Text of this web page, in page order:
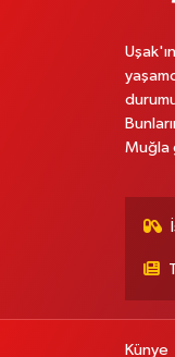
Muğla
Künye